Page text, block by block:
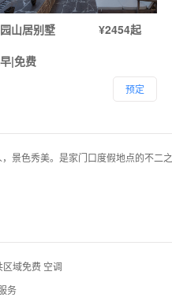
山居别墅
¥2454起
|免费
预定
色秀美。是家门口度假地点的不二之
域免费 空调
务